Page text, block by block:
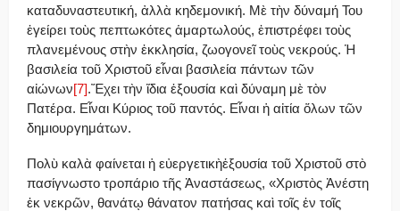
καταδυναστευτική, ἀλλὰ κηδεμονική. Μὲ τὴν δύναμή Του
ἐγείρει τοὺς πεπτωκότες ἁμαρτωλούς, ἐπιστρέφει τοὺς
πλανεμένους στὴν ἐκκλησία, ζωογονεῖ τοὺς νεκρούς. Ἡ
βασιλεία τοῦ Χριστοῦ εἶναι βασιλεία πάντων τῶν
αἰώνων[7].Ἔχει τὴν ἴδια ἐξουσία καὶ δύναμη μὲ τὸν
Πατέρα. Εἶναι Κύριος τοῦ παντός. Εἶναι ἡ αἰτία ὅλων τῶν
δημιουργημάτων.
Πολὺ καλὰ φαίνεται ἡ εὐεργετικὴἐξουσία τοῦ Χριστοῦ στὸ
πασίγνωστο τροπάριο τῆς Ἀναστάσεως, «Χριστὸς Ἀνέστη
ἐκ νεκρῶν, θανάτῳ θάνατον πατήσας καὶ τοῖς ἐν τοῖς